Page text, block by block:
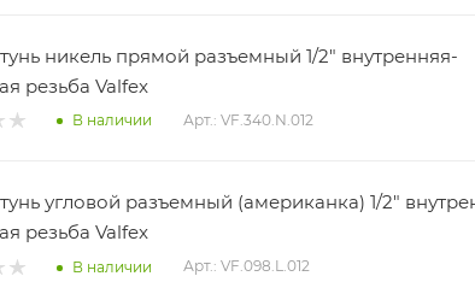
никель прямой разъемный 1/2" внутренняя-
резьба Valfex
В наличии Арт.: VF.340.N.012
угловой разъемный (американка) 1/2"
резьба Valfex
В наличии Арт.: VF.098.L.012